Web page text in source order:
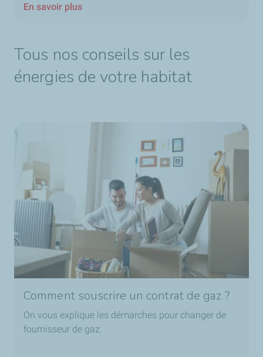
En savoir plus
Tous nos conseils sur les
énergies de votre habitat
Comment souscrire un contrat de gaz ?
On vous explique les démarches pour changer de
fournisseur de gaz.